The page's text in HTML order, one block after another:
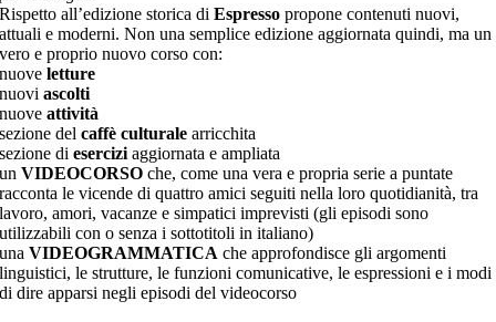
Rispetto all’edizione storica diEspressopropone contenuti nuovi,
attuali e moderni. Non una semplice edizione aggiornata quindi, ma un
vero e proprio nuovo corso con:
nuoveletture
nuoviascolti
nuoveattività
sezione del caffè culturalearricchita
sezione di eserciziaggiornata e ampliata
unVIDEOCORSO che, come una vera e propria serie a puntate
racconta le vicende di quattro amici seguiti nella loro quotidianità, tra
lavoro, amori, vacanze e simpatici imprevisti (gli episodi sono
utilizzabili con o senza i sottotitoli in italiano)
unaVIDEOGRAMMATICA che approfondisce gli argomenti
linguistici, le strutture, le funzioni comunicative, le espressioni e i modi
di dire apparsi negli episodi del videocorso